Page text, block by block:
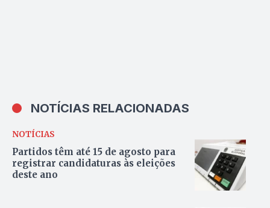
NOTÍCIAS RELACIONADAS
NOTÍCIAS
Partidos têm até 15 de agosto para
registrar candidaturas às eleições
deste ano